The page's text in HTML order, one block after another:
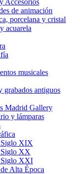
Accesorios
de animación
porcelana y cristal
acuarela
musicales
grabados antiguos
Madrid Gallery
y lámparas
Siglo XIX
XX
Siglo XXI
Alta Época